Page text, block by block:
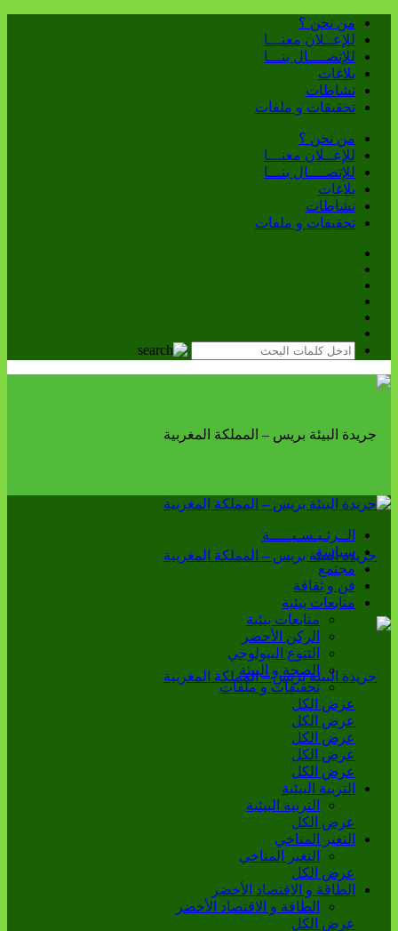
من نحن ؟
للإعــلان معنـــا
للإتصــــال بنـــا
بلاغات
نشاطات
تحقيقات و ملفات
من نحن ؟
للإعــلان معنـــا
للإتصــــال بنـــا
بلاغات
نشاطات
تحقيقات و ملفات
الــرئـيـسـيـــــة
سياسة
مجتمع
فن و ثقافة
متابعات بيئية
متابعات بيئية
الركن الأخضر
التنوع البيولوجي
الصحة و البيئة
تحقيقات و ملفات
عرض الكل
عرض الكل
عرض الكل
عرض الكل
عرض الكل
التربية البيئية
التربية البيئية
عرض الكل
التغير المناخي
التغير المناخي
عرض الكل
الطاقة و الاقتصاد الأخضر
الطاقة و الاقتصاد الأخضر
عرض الكل